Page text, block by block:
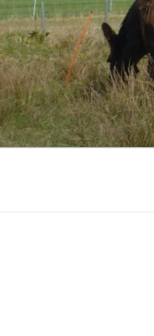
Zum
Inhalt
springen